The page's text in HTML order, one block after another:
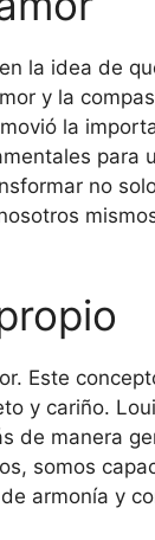
la idea de
y la
la
para
no
Este
y cariño.
de manera
somos
armonía y